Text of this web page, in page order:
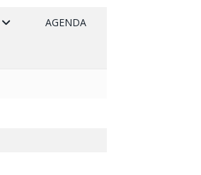
AGENDA